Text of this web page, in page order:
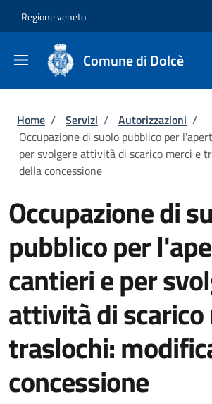
Regione veneto
Comune di Dolcè
Briciole di pane
Home / Servizi / Autorizzazioni /
Occupazione di suolo pubblico per
per svolgere attività di scarico merci e
della concessione
Occupazione di
pubblico per
cantieri e per
attività di scarico
traslochi:
concessione